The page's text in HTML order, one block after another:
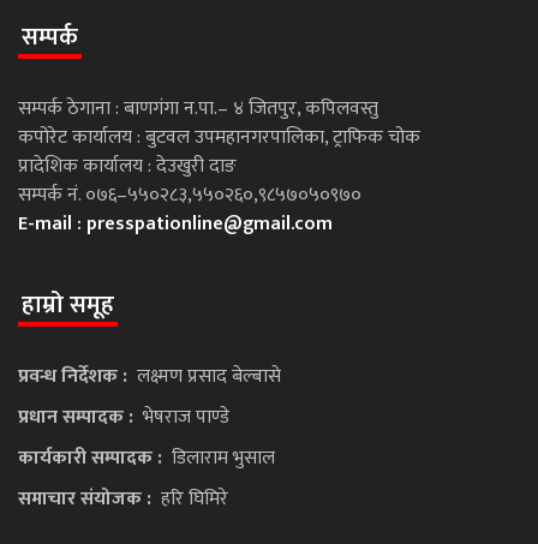
सम्पर्क
सम्पर्क ठेगाना : बाणगंगा न.पा.– ४ जितपुर, कपिलवस्तु
कपोरेट कार्यालय : बुटवल उपमहानगरपालिका, ट्राफिक चोक
प्रादेशिक कार्यालय : देउखुरी दाङ
सम्पर्क नं. ०७६–५५०२८३,५५०२६०,९८५७०५०९७०
E-mail : presspationline@gmail.com
हाम्रो समूह
प्रवन्ध निर्देशक : लक्ष्मण प्रसाद बेल्बासे
प्रधान सम्पादक : भेषराज पाण्डे
कार्यकारी सम्पादक : डिलाराम भुसाल
समाचार संयोजक : हरि घिमिरे